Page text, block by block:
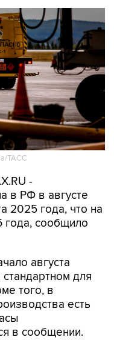
ТАСС
-
в РФ в августе
2025 года, что на
сообщило
августа
для
того, в
есть
в сообщении.